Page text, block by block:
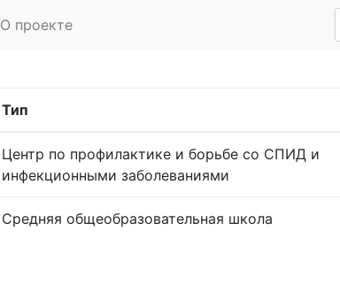
О проекте
Тип
Центр по профилактике и борьбе со СПИД и
инфекционными заболеваниями
Средняя общеобразовательная школа